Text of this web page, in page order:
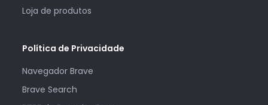
Loja de produtos
Política de Privacidade
Navegador Brave
Brave Search